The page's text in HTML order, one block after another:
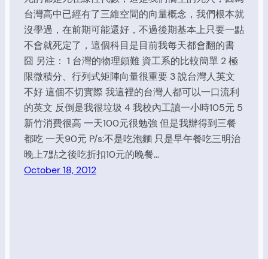
台灣高中已經有了三維空間的向量概念，我們根本就
沒學過，在前期可能還好，不過後期基本上只要一點
不會就死定了，這個科目是目前我每天都會翻的書
囧 另注： 1 台灣的物理頗難 資工系的比較簡單 2 極
限微積分、行列式矩陣向量很重要 3 說台灣人英文
不好 這個不切實際 我這裡的台灣人都可以一口流利
的英文 反倒是我很垃圾 4 我校內工讀一小時105元 5
新竹消費很高 一天100元很勉強 但是我辦得到三餐
都吃 一天90元 P/s:不是吃泡麵 只是早午餐吃三明治
晚上7點之後吃折扣10元的晚餐…
October 18, 2012